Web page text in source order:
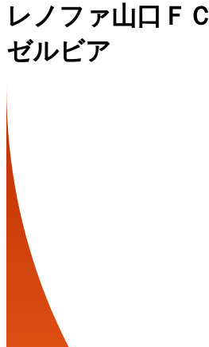
レノファ山口ＦＣ
ゼルビア